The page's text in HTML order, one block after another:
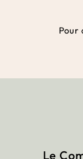
Pour
Le